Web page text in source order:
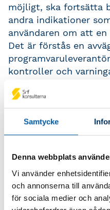
Samtycke
Denna webbplats
Vi använder
och annonserna till
för sociala medier och
möjligt, ska fortsätta
andra indikationer
användaren om att
Det är förstås en
kontroller och
påverkas.
Hur har det
2 för aktiebolag med
deklarationer in
Vår förhoppning var
skulle ha gått ner